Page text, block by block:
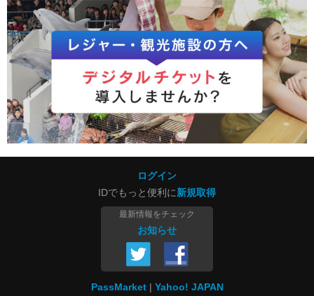
ログイン
IDでもっと便利に新規取得
最新情報をチェック
お知らせ
PassMarket Yahoo! JAPAN